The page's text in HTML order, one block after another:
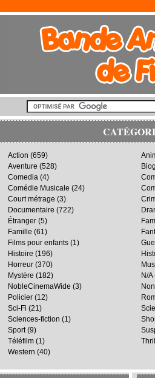
Action (659)
Aventure (528)
Comedia (4)
Comédie Musicale (24)
Court métrage (3)
Documentaire (722)
Étranger (5)
Famille (61)
Films pour enfants (1)
Histoire (196)
Horreur (370)
Mystère (182) N/A
NobleCinemaWide (3)
Policier (12)
Sci-Fi (21)
Sciences-fiction (1)
Sport(9)
Téléfilm (1)
Western (40)